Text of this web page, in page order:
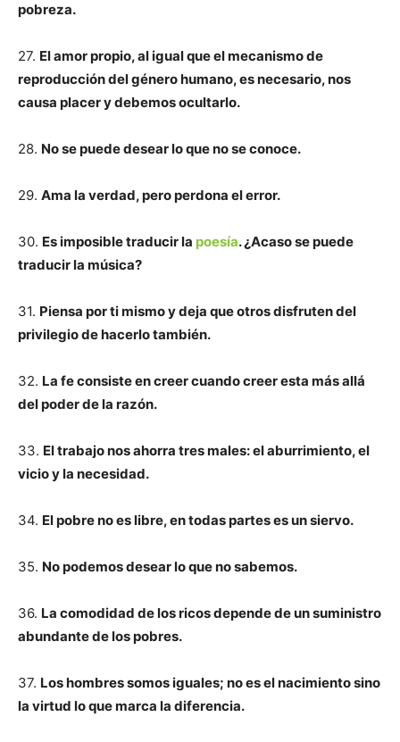
pobreza.
27. El amor propio, al igual que el mecanismo de
reproducción del género humano, es necesario, nos
causa placer y debemos ocultarlo.
28. No se puede desear lo que no se conoce.
29. Ama la verdad, pero perdona el error.
30. Es imposible traducir la poesía. ¿Acaso se puede
traducir la música?
31. Piensa por ti mismo y deja que otros disfruten del
privilegio de hacerlo también.
32. La fe consiste en creer cuando creer esta más allá
del poder de la razón.
33. El trabajo nos ahorra tres males: el aburrimiento, el
vicio y la necesidad.
34. El pobre no es libre, en todas partes es un siervo.
35. No podemos desear lo que no sabemos.
36. La comodidad de los ricos depende de un suministro
abundante de los pobres.
37. Los hombres somos iguales; no es el nacimiento sino
la virtud lo que marca la diferencia.